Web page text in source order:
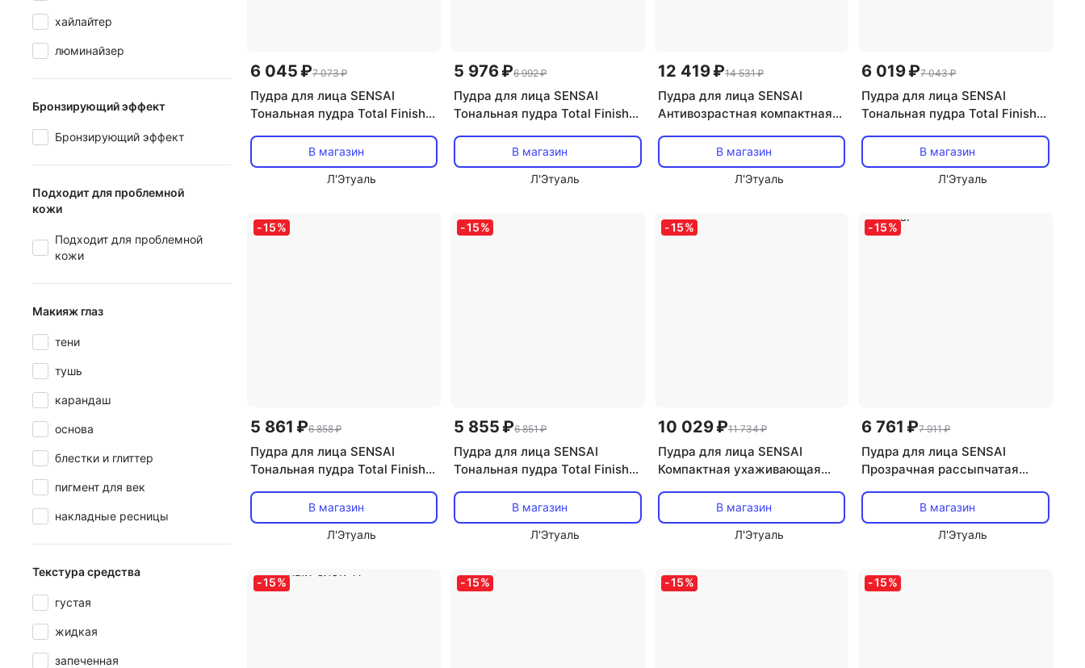
хайлайтер
люминайзер
Бронзирующий эффект
Бронзирующий эффект
Подходит для проблемной
кожи
Подходит для проблемной
кожи
Макияж глаз
тени
тушь
карандаш
основа
блестки и глиттер
пигмент для век
накладные ресницы
Текстура средства
густая
жидкая
запеченная
6 045 ₽7 073 ₽
Пудра для лица SENSAI
Тональная пудра Total Finish
В магазин
Л'Этуаль
5 976 ₽6 992 ₽
Пудра для лица SENSAI
Тональная пудра Total Finish
В магазин
Л'Этуаль
12 419 ₽14 531 ₽
Пудра для лица SENSAI
Антивозрастная компактная
Total Finish. Сменный блок 11
В магазин
Л'Этуаль
6 019 ₽7 043 ₽
Пудра для лица SENSAI
Тональная пудра Total Finish
В магазин
Л'Этуаль
-15%
5 861 ₽6 858 ₽
Пудра для лица SENSAI
Тональная пудра Total Finish
В магазин
Л'Этуаль
-15%
5 855 ₽6 851 ₽
Пудра для лица SENSAI
Тональная пудра Total Finish
В магазин
Л'Этуаль
-15%
10 029 ₽11 734 ₽
Пудра для лица SENSAI
Компактная ухаживающая
Pressed Powder
В магазин
Л'Этуаль
-15%
6 761 ₽7 911 ₽
Пудра для лица SENSAI
Прозрачная рассыпчатая
Translucent Loose Powder
В магазин
Л'Этуаль
-15% -15% -15% -15%